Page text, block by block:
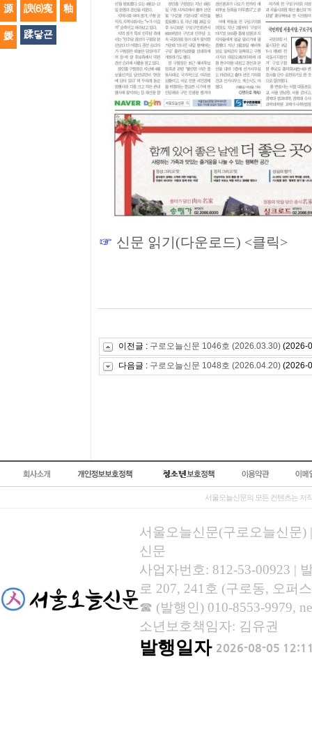
源 諛⑹寃 釉
媛 蹂닿굔
☞ 신문 읽기(다운로드) <클릭>
이전글 : 구로오늘신문 1046호 (2026.03.30) (2026-
다음글 : 구로오늘신문 1048호 (2026.04.20) (2026-
서울오늘신문의 모든 컨텐츠는 저
서울오늘신문(구로오늘신문)
신문
사업자번호: 812-53-00923 |
로 207, 241호 (구로동, 오퍼
☎ (발행인) 010-8553-9979,
소년보호책임자: 김유권
발행일자